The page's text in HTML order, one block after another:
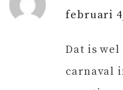
februari
Dat is
carnaval